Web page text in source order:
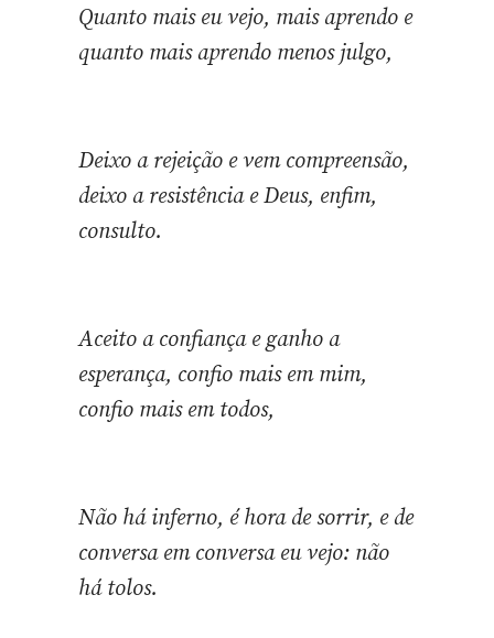
Quanto mais eu vejo, mais aprendo e
quanto mais aprendo menos julgo,
Deixo a rejeição e vem compreensão,
deixo a resistência e Deus, enfim,
consulto.
Aceito a confiança e ganho a
esperança, confio mais em mim,
confio mais em todos,
Não há inferno, é hora de sorrir, e de
conversa em conversa eu vejo: não
há tolos.